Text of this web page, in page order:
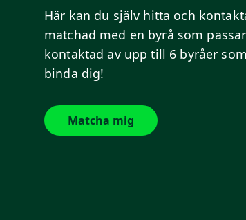
Här kan du själv hitta och
matchad med en byrå som
kontaktad av upp till 6 byråer
binda dig!
Matcha mig